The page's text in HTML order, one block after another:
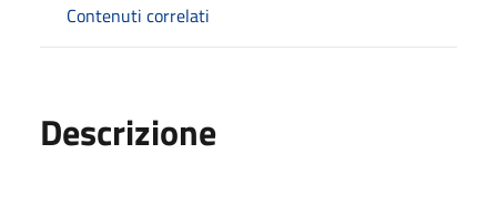
Contenuti correlati
Descrizione